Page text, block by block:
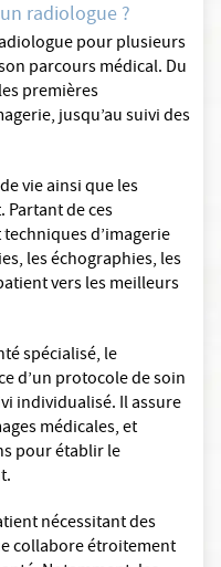
radiologue ?
pour plusieurs
parcours médical. Du
premières
jusqu’au suivi des
vie ainsi que les
de ces
d’imagerie
les échographies, les
vers les meilleurs
spécialisé, le
d’un protocole de soin
individualisé. Il assure
médicales, et
pour établir le
nécessitant des
collabore étroitement